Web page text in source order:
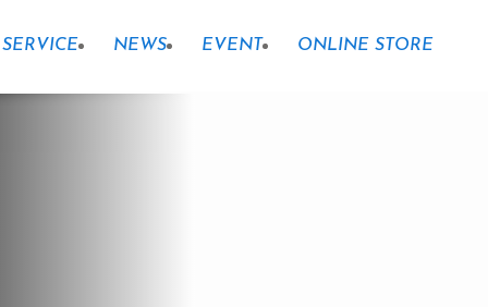
SERVICE NEWS EVENT ONLINE STORE